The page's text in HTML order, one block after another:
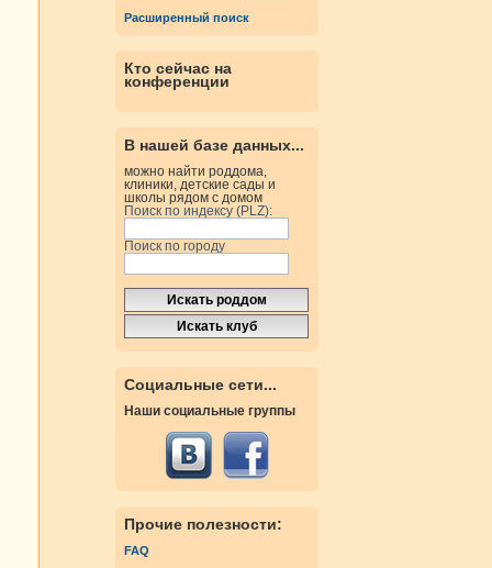
Расширенный поиск
Кто сейчас на
конференции
В нашей базе данных...
можно найти роддома,
клиники, детские сады и
школы рядом с домом
Поиск по индексу (PLZ):
Поиск по городу
Социальные сети...
Наши социальные группы
Прочие полезности:
FAQ